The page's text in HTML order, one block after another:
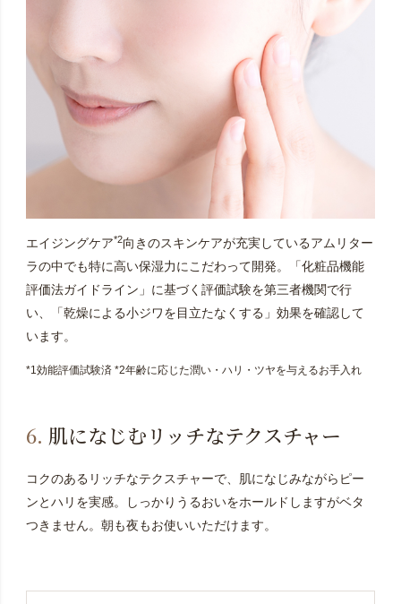
エイジングケア*2向きのスキンケアが充実しているアムリター
ラの中でも特に高い保湿力にこだわって開発。「化粧品機能
評価法ガイドライン」に基づく評価試験を第三者機関で行
い、「乾燥による小ジワを目立たなくする」効果を確認して
います。
*1効能評価試験済 *2年齢に応じた潤い・ハリ・ツヤを与えるお手入れ
6. 肌になじむリッチなテクスチャー
コクのあるリッチなテクスチャーで、肌になじみながらピー
ンとハリを実感。
しっかりうるおいをホールドしますがベタ
つきません。朝も夜もお使いいただけます。